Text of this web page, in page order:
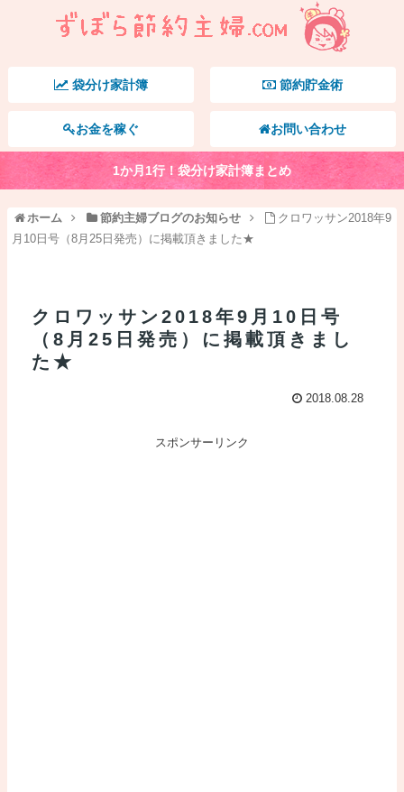
袋分け家計簿 節約貯金術
お金を稼ぐ お問い合わせ
1か月1行！袋分け家計簿まとめ
ホーム 節約主婦ブログのお知らせ
クロワッサン2018年9
月10日号（8月25日発売）に掲載頂きました★
クロワッサン2018年9月10日号
（8月25日発売）に掲載頂きまし
た★
2018.08.28
スポンサーリンク